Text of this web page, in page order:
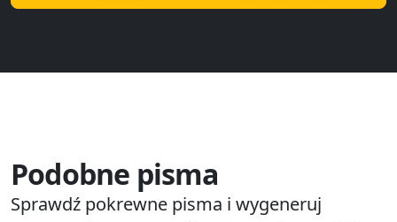
Podobne pisma
Sprawdź pokrewne pisma i wygeneruj